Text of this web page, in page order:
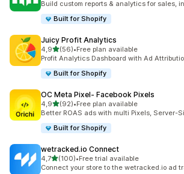
Build custom reports & analytics for sales,
Built for Shopify
Juicy Profit Analytics
4,9na 5 gwiazdek
(56)
Łączna liczba recenzji: 56
•Free plan available
Profit Analytics Dashboard with Ad
Built for Shopify
OC Meta Pixel‑ Facebook Pixels
4,9na 5 gwiazdek
(92)
Łączna liczba recenzji: 92
•Free plan available
Better ROAS ads with multi Pixels, Server-
Built for Shopify
wetracked.io Connect
4,7na 5 gwiazdek
(100)
Łączna liczba recenzji: 100
•Free trial available
Connect your store to the wetracked.io ad